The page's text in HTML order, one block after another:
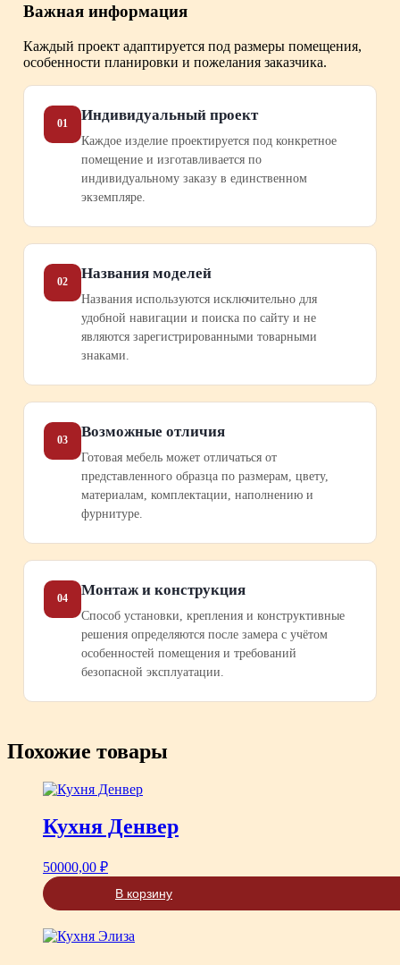
Важная информация
Каждый проект адаптируется под размеры помещения,
особенности планировки и пожелания заказчика.
01
Индивидуальный проект
Каждое изделие проектируется под конкретное
помещение и изготавливается по
индивидуальному заказу в единственном
экземпляре.
02
Названия моделей
Названия используются исключительно для
удобной навигации и поиска по сайту и не
являются зарегистрированными товарными
знаками.
03
Возможные отличия
Готовая мебель может отличаться от
представленного образца по размерам, цвету,
материалам, комплектации, наполнению и
фурнитуре.
04
Монтаж и конструкция
Способ установки, крепления и конструктивные
решения определяются после замера с учётом
особенностей помещения и требований
безопасной эксплуатации.
Похожие товары
Кухня Денвер
50000,00 ₽
В корзину